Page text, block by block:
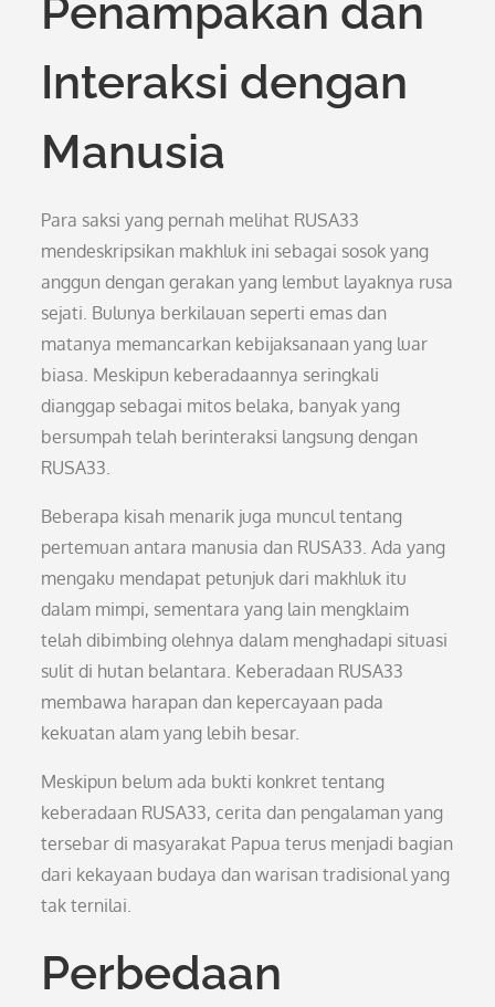
Penampakan dan
Interaksi dengan
Manusia
Para saksi yang pernah melihat RUSA33
mendeskripsikan makhluk ini sebagai sosok yang
anggun dengan gerakan yang lembut layaknya rusa
sejati. Bulunya berkilauan seperti emas dan
matanya memancarkan kebijaksanaan yang luar
biasa. Meskipun keberadaannya seringkali
dianggap sebagai mitos belaka, banyak yang
bersumpah telah berinteraksi langsung dengan
RUSA33.
Beberapa kisah menarik juga muncul tentang
pertemuan antara manusia dan RUSA33. Ada yang
mengaku mendapat petunjuk dari makhluk itu
dalam mimpi, sementara yang lain mengklaim
telah dibimbing olehnya dalam menghadapi situasi
sulit di hutan belantara. Keberadaan RUSA33
membawa harapan dan kepercayaan pada
kekuatan alam yang lebih besar.
Meskipun belum ada bukti konkret tentang
keberadaan RUSA33, cerita dan pengalaman yang
tersebar di masyarakat Papua terus menjadi bagian
dari kekayaan budaya dan warisan tradisional yang
tak ternilai.
Perbedaan